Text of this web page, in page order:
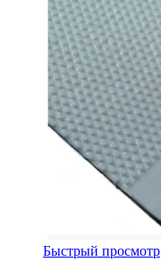
Быстрый просмотр